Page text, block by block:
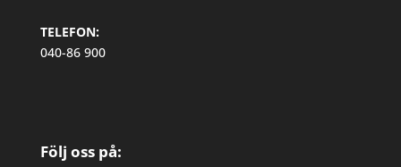
TELEFON:
040-86 900
Följ oss på: